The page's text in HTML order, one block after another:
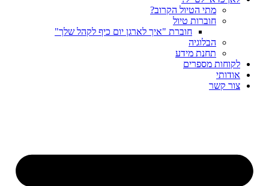
מתי הטיול הקרוב?
חוברות טיול
חוברת "איך לארגן יום כיף לקהל שלך"
הבלוגיה
תחנת מידע
לקוחות מספרים
אודותי
צור קשר